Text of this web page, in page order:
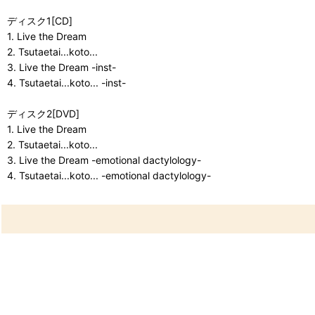
ディスク1[CD]
1. Live the Dream
2. Tsutaetai...koto...
3. Live the Dream -inst-
4. Tsutaetai...koto... -inst-
ディスク2[DVD]
1. Live the Dream
2. Tsutaetai...koto...
3. Live the Dream -emotional dactylology-
4. Tsutaetai...koto... -emotional dactylology-